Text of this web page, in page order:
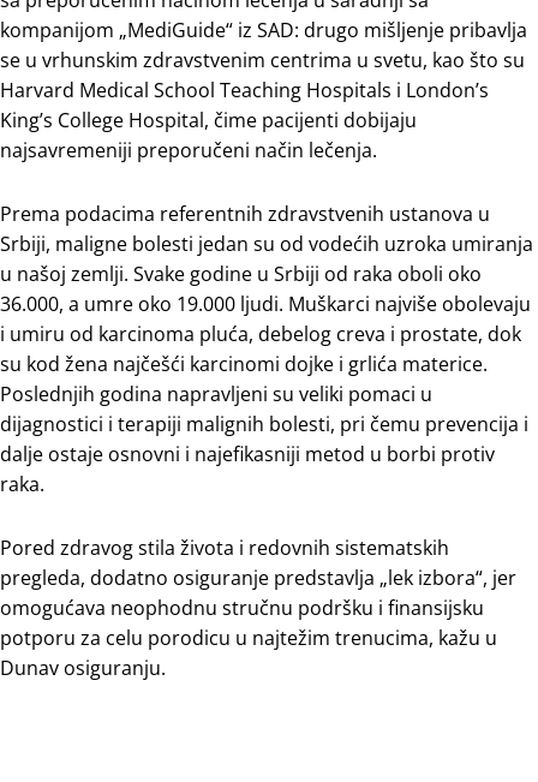
kompanijom „MediGuide“ iz SAD: drugo mišljenje pribavlja
se u vrhunskim zdravstvenim centrima u svetu, kao što su
Harvard Medical School Teaching Hospitals i London’s
King’s College Hospital, čime pacijenti dobijaju
najsavremeniji preporučeni način lečenja.
Prema podacima referentnih zdravstvenih ustanova u
Srbiji, maligne bolesti jedan su od vodećih uzroka umiranja
u našoj zemlji. Svake godine u Srbiji od raka oboli oko
36.000, a umre oko 19.000 ljudi. Muškarci najviše obolevaju
i umiru od karcinoma pluća, debelog creva i prostate, dok
su kod žena najčešći karcinomi dojke i grlića materice.
Poslednjih godina napravljeni su veliki pomaci u
dijagnostici i terapiji malignih bolesti, pri čemu prevencija i
dalje ostaje osnovni i najefikasniji metod u borbi protiv
raka.
Pored zdravog stila života i redovnih sistematskih
pregleda, dodatno osiguranje predstavlja „lek izbora“, jer
omogućava neophodnu stručnu podršku i finansijsku
potporu za celu porodicu u najtežim trenucima, kažu u
Dunav osiguranju.